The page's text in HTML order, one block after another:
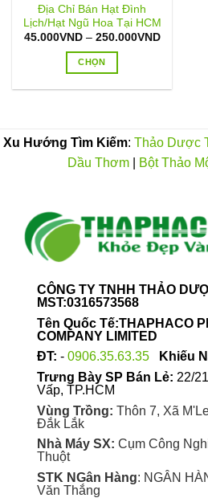
Địa Chỉ Bán Hạt Đình
Lịch/Hạt Ngũ Hoa Tại HCM
45.000VND – 250.000VNDKhoảng
CHỌN
nhiều
biến
tùy
chọn
có
được
chọn
trên
trang
sản
Xu Hướng Tìm Kiếm: Thảo Dược
Dầu Thơm
Bột Thảo
CÔNG TY TNHH THẢO
MST:0316573568
Tên Quốc Tế:THAPHACO
COMPANY LIMITED
ĐT: - 0906.35.63.35 Khiếu
Trưng Bày SP Bán Lẻ: 22/
Vấp, TP.HCM
Vùng Trồng: Thôn 7, Xã
Đắk Lắk
Nhà Máy SX: Cụm Công
Thuột
STK NGân Hàng: NGÂN
Văn Thắng